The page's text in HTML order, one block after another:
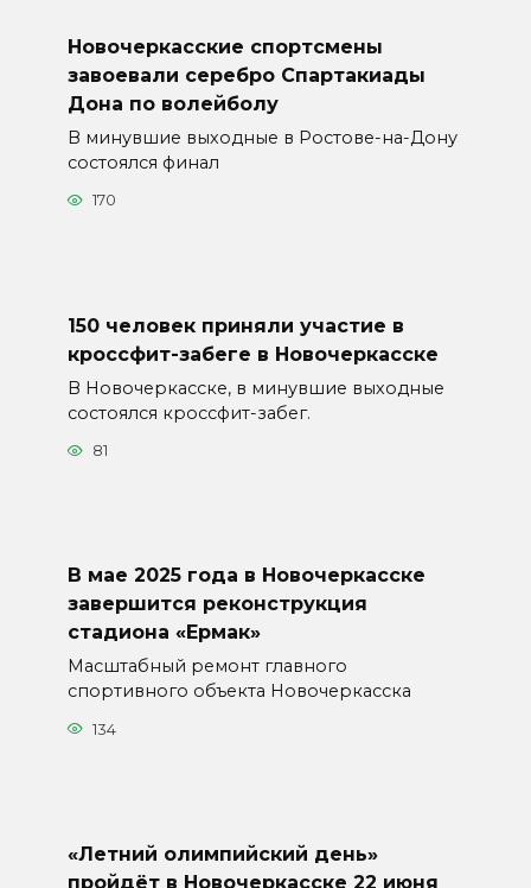
Новочеркасские спортсмены
завоевали серебро Спартакиады
Дона по волейболу
В минувшие выходные в Ростове-на-Дону
состоялся финал
170
150 человек приняли участие в
кроссфит-забеге в Новочеркасске
В Новочеркасске, в минувшие выходные
состоялся кроссфит-забег.
81
В мае 2025 года в Новочеркасске
завершится реконструкция
стадиона «Ермак»
Масштабный ремонт главного
спортивного объекта Новочеркасска
134
«Летний олимпийский день»
пройдёт в Новочеркасске 22 июня